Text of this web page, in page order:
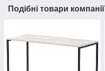
Подібні товари компанії